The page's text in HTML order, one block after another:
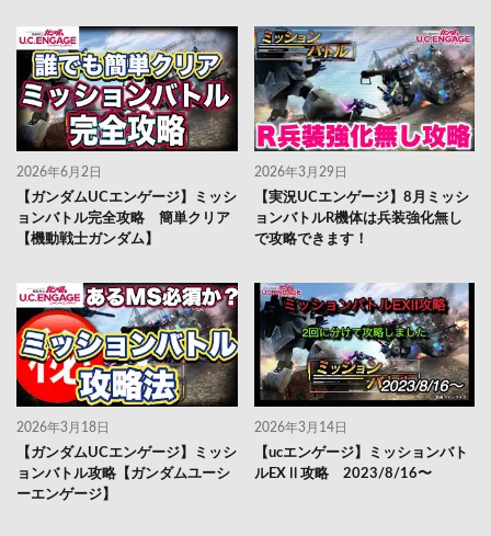
2026年6月2日
【ガンダムUCエンゲージ】ミッシ
ョンバトル完全攻略 簡単クリア
【機動戦士ガンダム】
2026年3月29日
【実況UCエンゲージ】8月ミッシ
ョンバトルR機体は兵装強化無し
で攻略できます！
2026年3月18日
【ガンダムUCエンゲージ】ミッシ
ョンバトル攻略【ガンダムユーシ
ーエンゲージ】
2026年3月14日
【ucエンゲージ】ミッションバト
ルEXⅡ攻略 2023/8/16〜